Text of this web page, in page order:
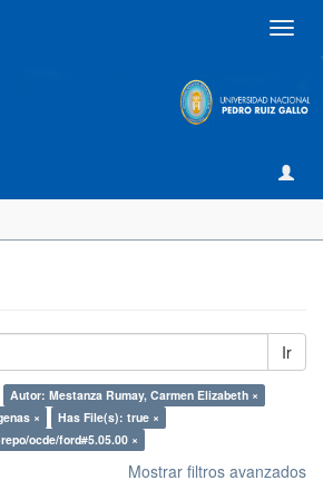
Ir
Autor: Mestanza Rumay, Carmen Elizabeth ×
×
Has File(s): true ×
ocde/ford#5.05.00 ×
Mostrar filtros avanzados